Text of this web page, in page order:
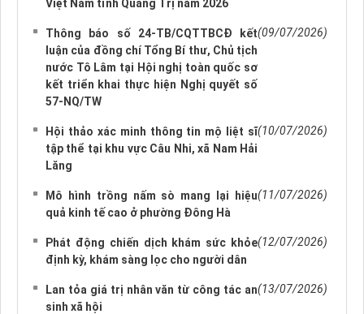
Việt Nam tỉnh Quảng Trị năm 2026
Thông báo số 24-TB/CQTTBCĐ kết
luận của đồng chí Tổng Bí thư, Chủ tịch
nước Tô Lâm tại Hội nghị toàn quốc sơ
kết triển khai thực hiện Nghị quyết số
57-NQ/TW
(09/07/2026)
Hội thảo xác minh thông tin mộ liệt sĩ
tập thể tại khu vực Câu Nhi, xã Nam Hải
Lăng
(10/07/2026)
Mô hình trồng nấm sò mang lại hiệu
quả kinh tế cao ở phường Đông Hà
(11/07/2026)
Phát động chiến dịch khám sức khỏe
định kỳ, khám sàng lọc cho người dân
(12/07/2026)
Lan tỏa giá trị nhân văn từ công tác an
sinh xã hội
(13/07/2026)